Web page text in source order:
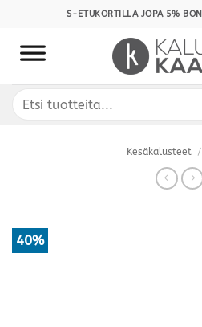
content
S-ETUKORTILLA JOPA 5%
Etsi:
Kesäkalusteet /
40%